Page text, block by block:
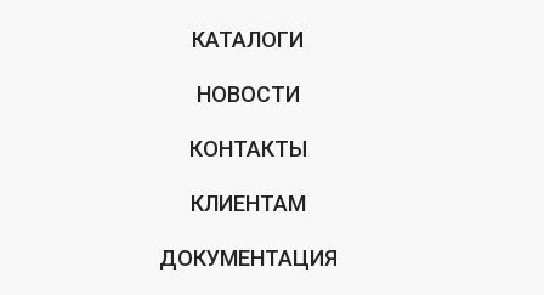
КАТАЛОГИ
НОВОСТИ
КОНТАКТЫ
КЛИЕНТАМ
ДОКУМЕНТАЦИЯ